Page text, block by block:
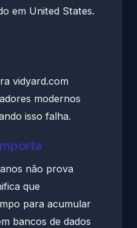
em United States.
vidyard.com
modernos
isso falha.
não prova
que
para acumular
bancos de dados